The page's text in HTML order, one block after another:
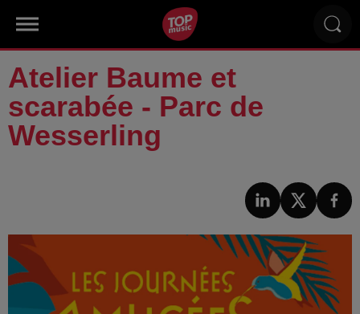
Atelier Baume et
scarabée - Parc de
Wesserling